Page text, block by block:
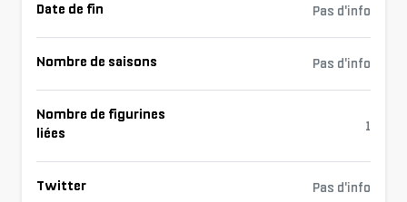
Date de fin Pas d'info
Nombre de saisons Pas d'info
Nombre de figurines
liées
1
Twitter Pas d'info